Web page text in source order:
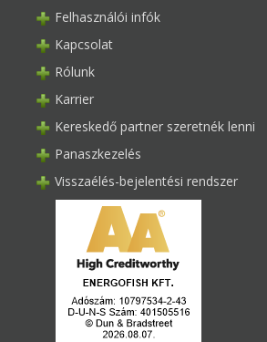
Felhasználói infók
Kapcsolat
Rólunk
Karrier
Kereskedő partner szeretnék lenni
Panaszkezelés
Visszaélés-bejelentési rendszer